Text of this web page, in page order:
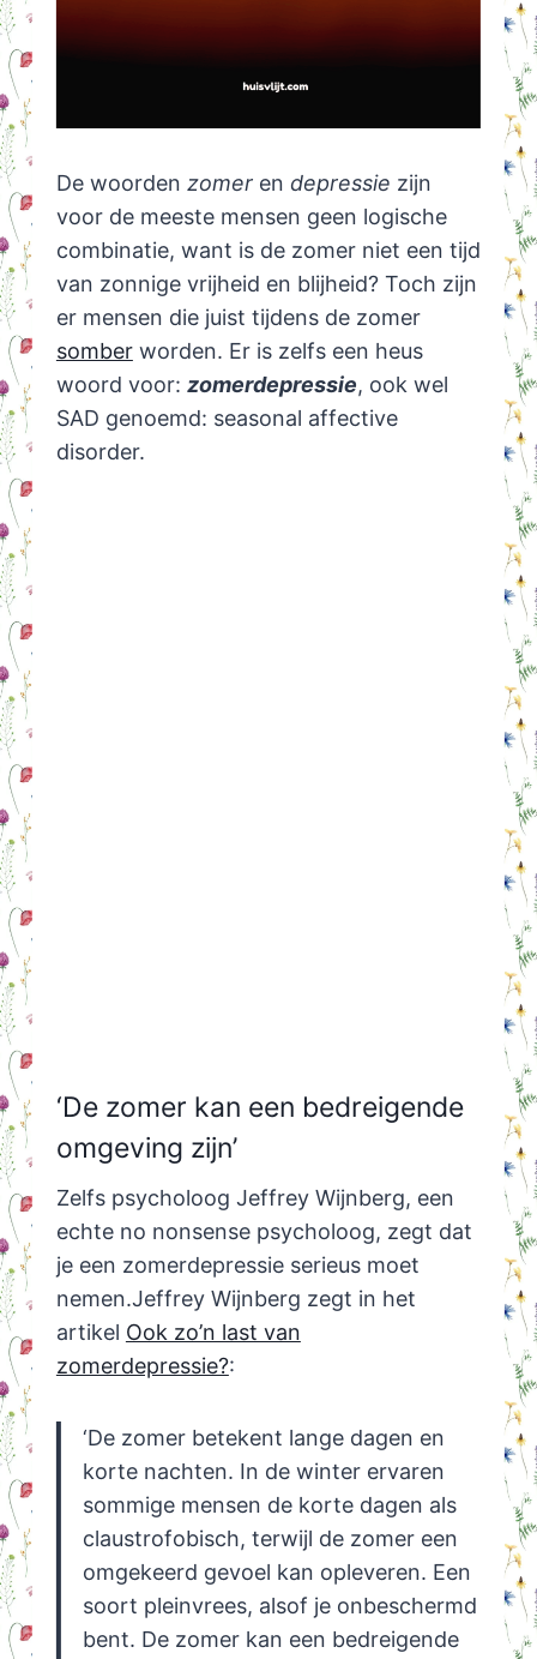
De woorden zomeren depressie zijn
voor de meeste mensen geen logische
combinatie, want is de zomer niet een tijd
van zonnige vrijheid en blijheid? Toch zijn
er mensen die juist tijdens de zomer
somberworden. Er is zelfs een heus
woord voor: zomerdepressie, ook wel
SAD genoemd: seasonal affective
disorder.
‘De zomer kan een bedreigende
omgeving zijn’
Zelfs psycholoog Jeffrey Wijnberg, een
echte no nonsense psycholoog, zegt dat
je een zomerdepressie serieus moet
nemen.Jeffrey Wijnberg zegt in het
artikel Ook zo’n last van
zomerdepressie?:
‘De zomer betekent lange dagen en
korte nachten. In de winter ervaren
sommige mensen de korte dagen als
claustrofobisch, terwijl de zomer een
omgekeerd gevoel kan opleveren. Een
soort pleinvrees, alsof je onbeschermd
bent. De zomer kan een bedreigende